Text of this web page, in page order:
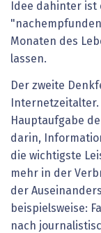
Idee dahinter
Monaten des
lassen.
Der zweite
Hauptaufgabe
darin,
die wichtigste
mehr in der
der
beispielsweise:
nach